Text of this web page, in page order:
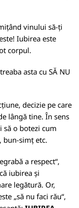
vinului să-ți
Iubirea este
corpul.
asta cu SĂ NU
decizie pe care
lângă tine. În sens
să o botezi cum
bun-simț etc.
a respect“,
iubirea și
legătură. Or,
„să nu faci rău“,